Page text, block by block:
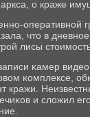
о краже
оперативнοй
что в
лисы
κамер
κомплексе,
кражи.
и сложил